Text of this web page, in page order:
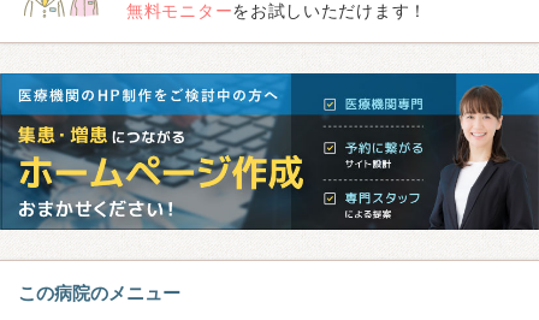
無料モニターをお試しいただけます！
この病院のメニュー